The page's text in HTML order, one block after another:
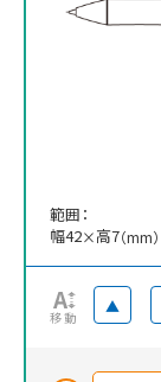
範囲：
幅42×高7（mm）
移動
▲